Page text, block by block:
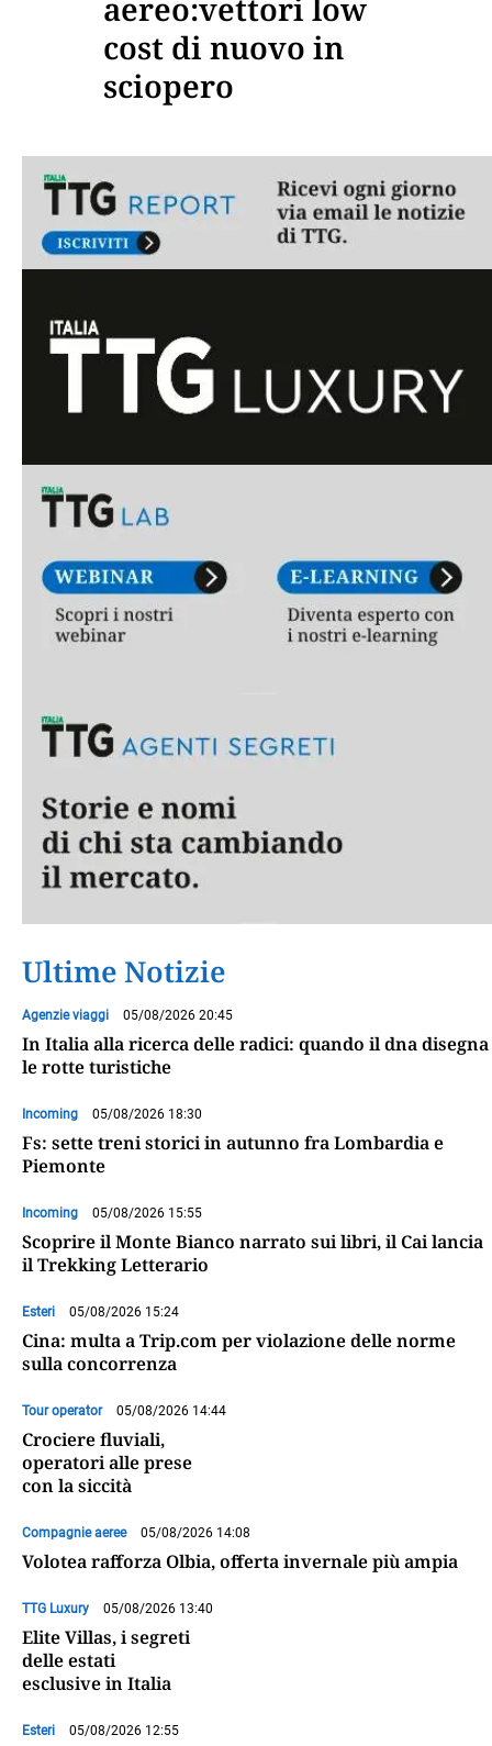
aereo:vettori low
cost di nuovo in
sciopero
Ultime Notizie
Agenzie viaggi 05/08/2026 20:45
In Italia alla ricerca delle radici: quando il dna disegna
le rotte turistiche
Incoming 05/08/2026 18:30
Fs: sette treni storici in autunno fra Lombardia e
Piemonte
Incoming 05/08/2026 15:55
Scoprire il Monte Bianco narrato sui libri, il Cai lancia
il Trekking Letterario
Esteri 05/08/2026 15:24
Cina: multa a Trip.com per violazione delle norme
sulla concorrenza
Tour operator 05/08/2026 14:44
Crociere fluviali,
operatori alle prese
con la siccità
Compagnie aeree 05/08/2026 14:08
Volotea rafforza Olbia, offerta invernale più ampia
TTG Luxury 05/08/2026 13:40
Elite Villas, i segreti
delle estati
esclusive in Italia
Esteri 05/08/2026 12:55